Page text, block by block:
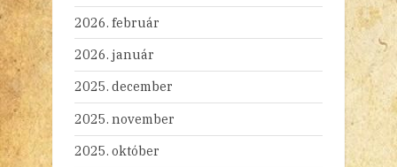
2026. február
2026. január
2025. december
2025. november
2025. október